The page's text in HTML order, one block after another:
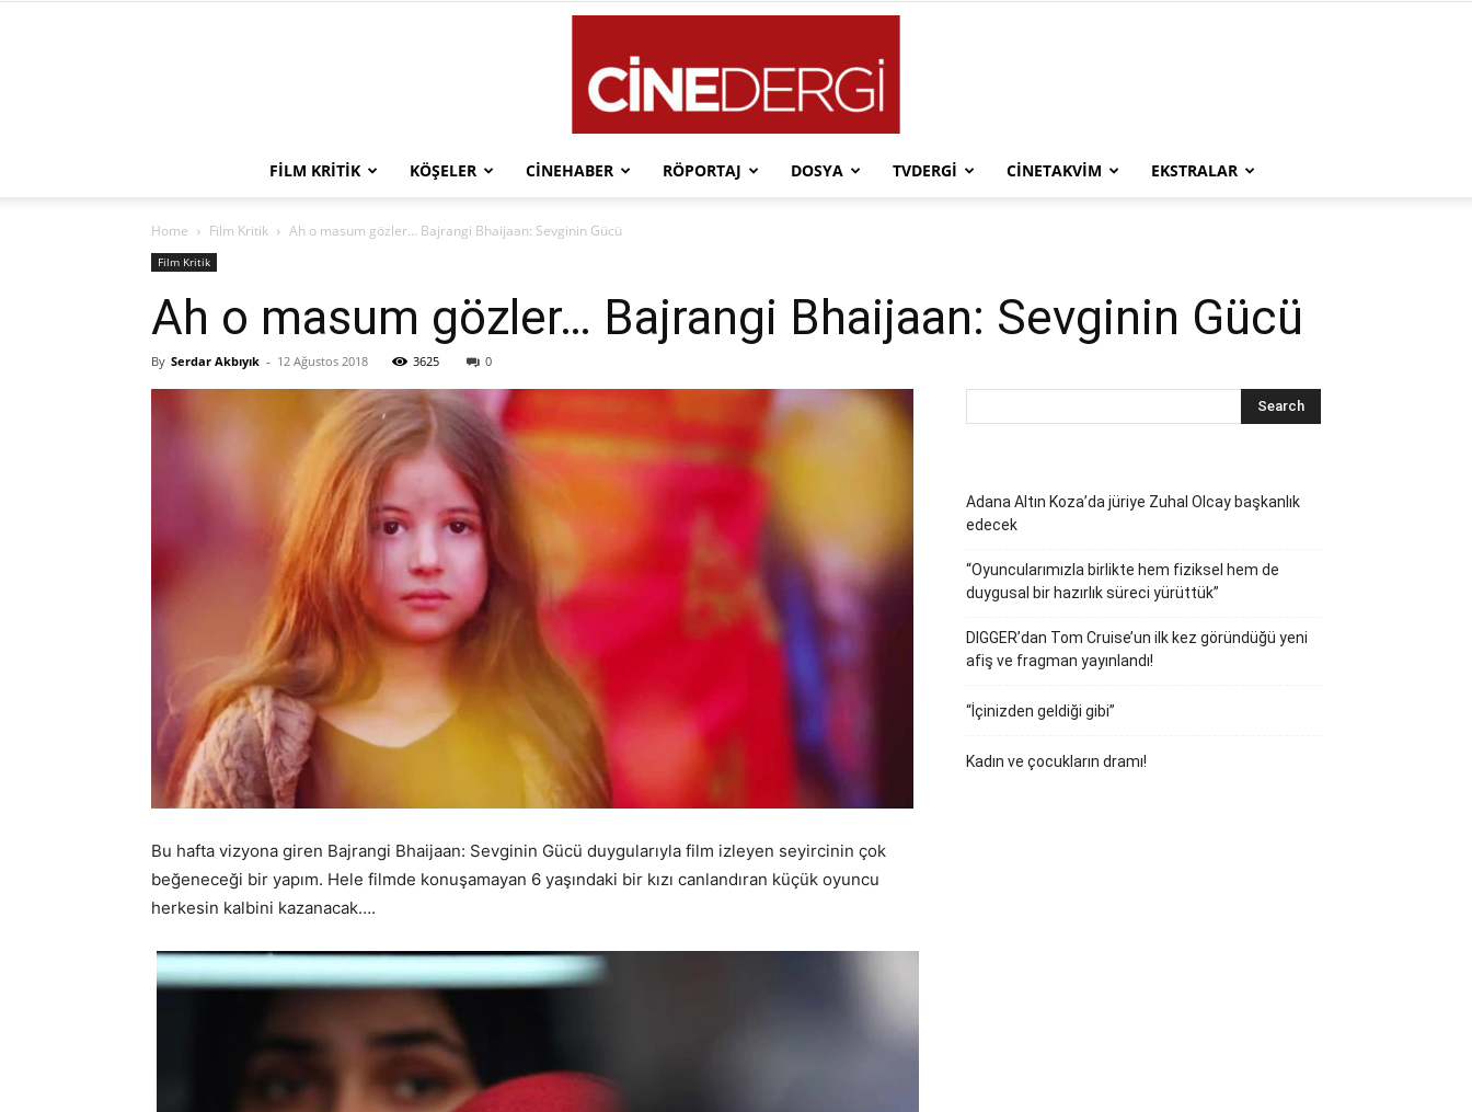
FILM KRITIK KÖŞELER CINEHABER RÖPORTAJ DOSYA TVDERGI CINETAKVIM EKSTRALAR
Home Film Kritik Ah o masum gözler… Bajrangi Bhaijaan: Sevginin Gücü
Film Kritik
Ah o masum gözler… Bajrangi Bhaijaan: Sevginin Gücü
By Serdar Akbıyık - 12 Ağustos 2018 3625 0
Bu hafta vizyona giren Bajrangi Bhaijaan: Sevginin Gücü duygularıyla film izleyen seyircinin çok
beğeneceği bir yapım. Hele filmde konuşamayan 6 yaşındaki bir kızı canlandıran küçük oyuncu
herkesin kalbini kazanacak….
Adana Altın Koza’da jüriye Zuhal Olcay başkanlık
edecek
“Oyuncularımızla birlikte hem fiziksel hem de
duygusal bir hazırlık süreci yürüttük”
DIGGER’dan Tom Cruise’un ilk kez göründüğü yeni
afiş ve fragman yayınlandı!
“İçinizden geldiği gibi”
Kadın ve çocukların dramı!